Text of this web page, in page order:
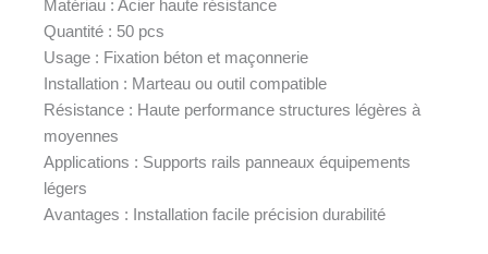
Matériau : Acier haute résistance
Quantité : 50 pcs
Usage : Fixation béton et maçonnerie
Installation : Marteau ou outil compatible
Résistance : Haute performance structures légères à
moyennes
Applications : Supports rails panneaux équipements
légers
Avantages : Installation facile précision durabilité